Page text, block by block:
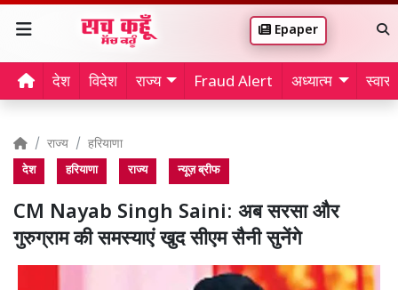
Epaper
देश विदेश राज्य Fraud Alert अध्यात्म
राज्य हरियाणा
देश हरियाणा राज्य न्यूज़ ब्रीफ
CM Nayab Singh Saini: अब सरसा और
गुरुग्राम की समस्याएं खुद सीएम सैनी सुनेंगे